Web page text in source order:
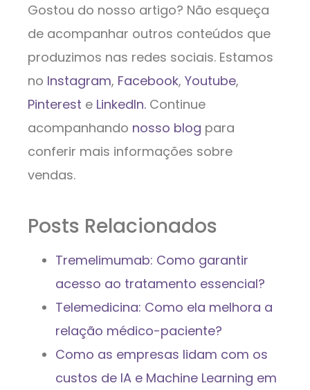
Gostou do nosso artigo? Não esqueça
de acompanhar outros conteúdos que
produzimos nas redes sociais. Estamos
no Instagram, Facebook, Youtube,
Pinterest e LinkedIn. Continue
acompanhando nosso blog para
conferir mais informações sobre
vendas.
Posts Relacionados
Tremelimumab: Como garantir
acesso ao tratamento essencial?
Telemedicina: Como ela melhora a
relação médico-paciente?
Como as empresas lidam com os
custos de IA e Machine Learning em